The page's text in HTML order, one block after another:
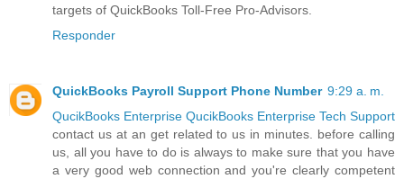
targets of QuickBooks Toll-Free Pro-Advisors.
Responder
QuickBooks Payroll Support Phone Number 9:29 a. m.
QucikBooks Enterprise QucikBooks Enterprise Tech Support
contact us at an get related to us in minutes. before calling
us, all you have to do is always to make sure that you have
a very good web connection and you're clearly competent